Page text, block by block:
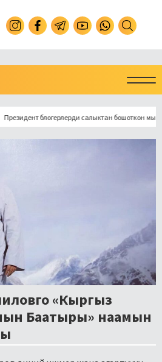
блогерлерди салыктан бошоткон мыйзамга
«Кыргыз
Баатыры» наамын